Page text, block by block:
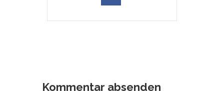
Kommentar absenden